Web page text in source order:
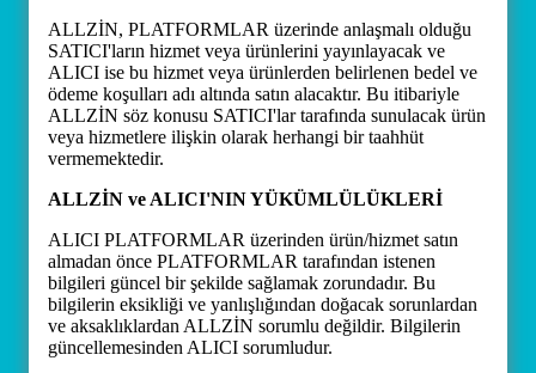
ALLZİN, PLATFORMLAR üzerinde anlaşmalı olduğu
SATICI'ların hizmet veya ürünlerini yayınlayacak ve
ALICI ise bu hizmet veya ürünlerden belirlenen bedel ve
ödeme koşulları adı altında satın alacaktır. Bu itibariyle
ALLZİN söz konusu SATICI'lar tarafında sunulacak ürün
veya hizmetlere ilişkin olarak herhangi bir taahhüt
vermemektedir.
ALLZİN ve ALICI'NIN YÜKÜMLÜLÜKLERİ
ALICI PLATFORMLAR üzerinden ürün/hizmet satın
almadan önce PLATFORMLAR tarafından istenen
bilgileri güncel bir şekilde sağlamak zorundadır. Bu
bilgilerin eksikliği ve yanlışlığından doğacak sorunlardan
ve aksaklıklardan ALLZİN sorumlu değildir. Bilgilerin
güncellemesinden ALICI sorumludur.